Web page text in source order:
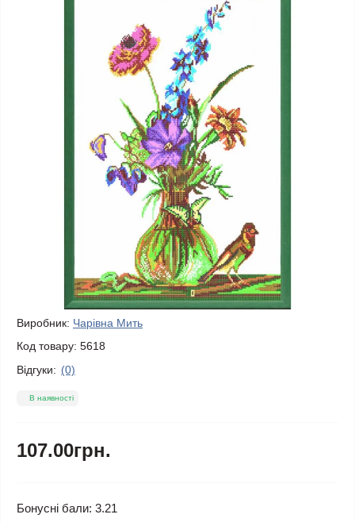
Виробник: Чарівна Мить
Код товару: 5618
Відгуки: (0)
В наявності
107.00грн.
Бонусні бали: 3.21